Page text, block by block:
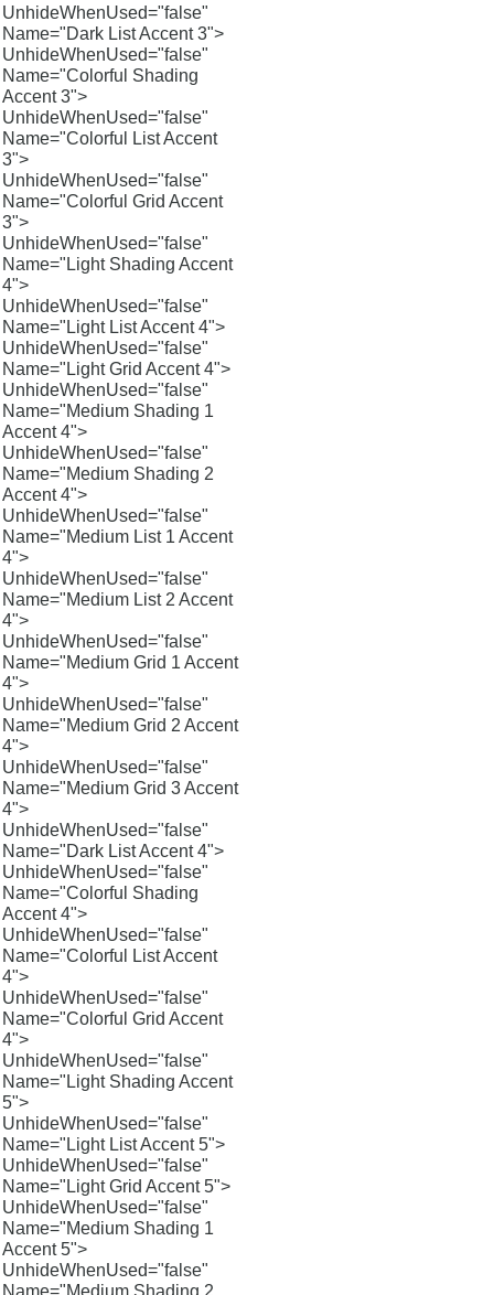
UnhideWhenUsed="false"
Name="Dark List Accent 3">
UnhideWhenUsed="false"
Name="Colorful Shading
Accent 3">
UnhideWhenUsed="false"
Name="Colorful List Accent
3">
UnhideWhenUsed="false"
Name="Colorful Grid Accent
3">
UnhideWhenUsed="false"
Name="Light Shading Accent
4">
UnhideWhenUsed="false"
Name="Light List Accent 4">
UnhideWhenUsed="false"
Name="Light Grid Accent 4">
UnhideWhenUsed="false"
Name="Medium Shading 1
Accent 4">
UnhideWhenUsed="false"
Name="Medium Shading 2
Accent 4">
UnhideWhenUsed="false"
Name="Medium List 1 Accent
4">
UnhideWhenUsed="false"
Name="Medium List 2 Accent
4">
UnhideWhenUsed="false"
Name="Medium Grid 1 Accent
4">
UnhideWhenUsed="false"
Name="Medium Grid 2 Accent
4">
UnhideWhenUsed="false"
Name="Medium Grid 3 Accent
4">
UnhideWhenUsed="false"
Name="Dark List Accent 4">
UnhideWhenUsed="false"
Name="Colorful Shading
Accent 4">
UnhideWhenUsed="false"
Name="Colorful List Accent
4">
UnhideWhenUsed="false"
Name="Colorful Grid Accent
4">
UnhideWhenUsed="false"
Name="Light Shading Accent
5">
UnhideWhenUsed="false"
Name="Light List Accent 5">
UnhideWhenUsed="false"
Name="Light Grid Accent 5">
UnhideWhenUsed="false"
Name="Medium Shading 1
Accent 5">
UnhideWhenUsed="false"
Name="Medium Shading 2